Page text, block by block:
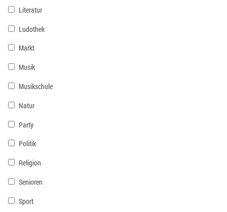
Literatur
Ludothek
Markt
Musik
Musikschule
Natur
Party
Politik
Religion
Senioren
Sport